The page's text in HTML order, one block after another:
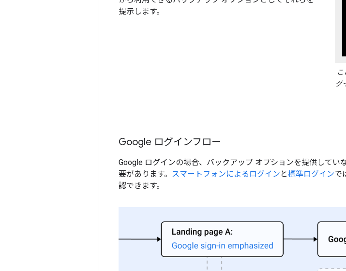
提示します。
グ
Google ログインフロー
Google ログインの場合、バックアップ オプションを提供して
要があります。 スマートフォンによるログイン と標準ログインで
認できます。